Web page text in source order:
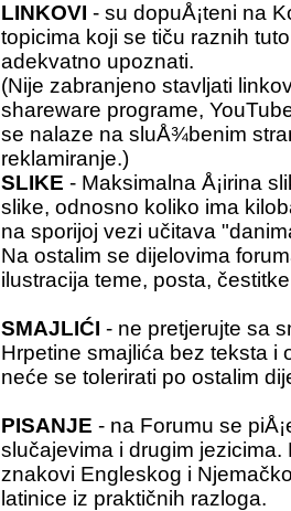
LINKOVI - su dopuÅ¡teni na
topicima koji se tiču raznih
adekvatno upoznati.
(Nije zabranjeno stavljati
shareware programe,
se nalaze na sluÅ¾benim
reklamiranje.)
SLIKE - Maksimalna Å¡irina
slike, odnosno koliko ima
na sporijoj vezi učitava
Na ostalim se dijelovima
ilustracija teme, posta,
SMAJLIĆI - ne pretjerujte sa
Hrpetine smajlića bez teksta i
neće se tolerirati po ostalim
PISANJE - na Forumu se
slučajevima i drugim
znakovi Engleskog i
latinice iz praktičnih razloga.